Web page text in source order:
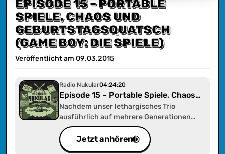
EPISODE 15 – PORTABLE
SPIELE, CHAOS UND
GEBURTSTAGSQUATSCH
(GAME BOY: DIE SPIELE)
Veröffentlicht am 09.03.2015
Radio Nukular04:24:20
Episode 15 – Portable Spiele, Chaos
und Geburtstagsquatsch (Game Boy:
Die Spiele)
Nachdem unser lethargisches Trio
ausführlich auf mehrere Generationen
tragbarer Handheld-Konsolen einging, ist
es jetzt Zeit für das Fleisch am Knochen,
die Cartridge im Game Boy: Die Spiele!
Jetzt anhören